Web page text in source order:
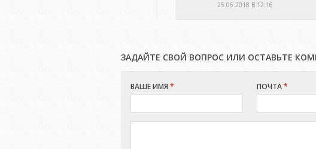
25.06.2018 В 12:16
ЗАДАЙТЕ СВОЙ ВОПРОС ИЛИ ОСТАВЬТЕ
ВАШЕ ИМЯ* ПОЧТА*